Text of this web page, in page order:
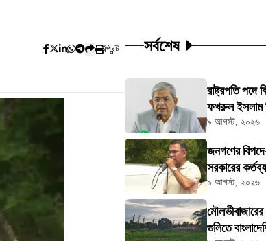
প্রিন্ট সর্বশেষ
রাষ্ট্রপতি পদে
ফখরুল ইসলাম
৯ আগস্ট, ২০২৬
জনগণের
সরকারের
৯ আগস্ট, ২০২৬
গুলিতে